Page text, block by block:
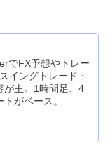
でFX予想やトレー
イングトレード・
が主。1時間足、4
がベース。